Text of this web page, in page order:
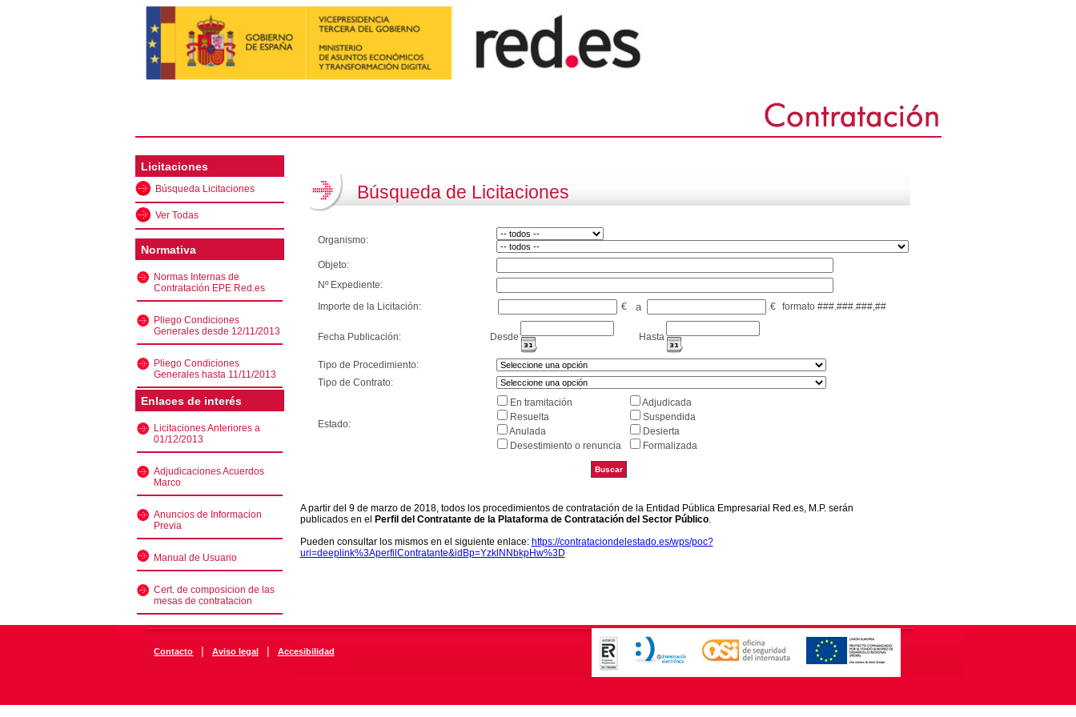
Licitaciones
Búsqueda Licitaciones
Ver Todas
Normativa
Normas Internas de
Contratación EPE Red.es
Pliego Condiciones
Generales desde 12/11/2013
Pliego Condiciones
Generales hasta 11/11/2013
Enlaces de interés
Licitaciones Anteriores a
01/12/2013
Adjudicaciones Acuerdos
Marco
Anuncios de Informacion
Previa
Manual de Usuario
Cert. de composicion de las
mesas de contratacion
Búsqueda de Licitaciones
Organismo:
Objeto:
Nº Expediente:
Importe de la Licitación:
€ a € formato ###.###.###,##
Fecha Publicación: Desde Hasta
Tipo de Procedimiento:
Tipo de Contrato:
Estado:
En tramitación
Adjudicada
Resuelta
Suspendida
Anulada
Desierta
Desestimiento o renuncia
Formalizada
A partir del 9 de marzo de 2018, todos los procedimientos de contratación de la Entidad Pública Empresarial Red.es, M.P. serán
publicados en el
Perfil del Contratante de la Plataforma de Contratación del Sector Público.
Pueden consultar los mismos en el siguiente enlace: https://contrataciondelestado.es/wps/poc?
uri=deeplink%3AperfilContratante&idBp=YzklNNbkpHw%3D
Contacto | Aviso legal | Accesibilidad